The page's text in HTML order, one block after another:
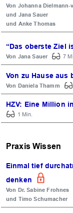
Johanna Dielmann-
Jana Sauer
Anke Thomas
“Das oberste Ziel
Jana Sauer 7
Von zu Hause aus
Daniela Thamm
HZV: Eine Million
1 Min.
Praxis Wissen
Einmal tief
denken
Dr. Sabine Frohnes
Timo Schumacher